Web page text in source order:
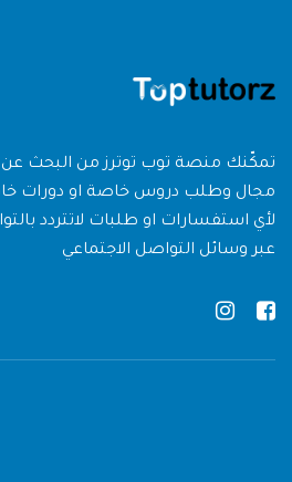
تمكّنك منصة توب توترز من البحث
مجال وطلب دروس خاصة او دورات
لأي استفسارات او طلبات لاتتردد
عبر وسائل التواصل الاجتماعي